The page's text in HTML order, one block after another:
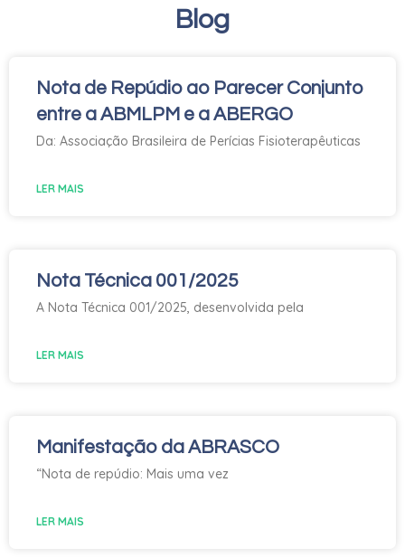
Blog
Nota de Repúdio ao Parecer Conjunto
entre a ABMLPM e a ABERGO
Da: Associação Brasileira de Perícias Fisioterapêuticas
LER MAIS
Nota Técnica 001/2025
A Nota Técnica 001/2025, desenvolvida pela
LER MAIS
Manifestação da ABRASCO
“Nota de repúdio: Mais uma vez
LER MAIS